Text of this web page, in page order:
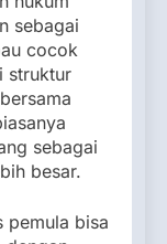
sebagai
cocok
struktur
sebagai
besar.
pemula bisa